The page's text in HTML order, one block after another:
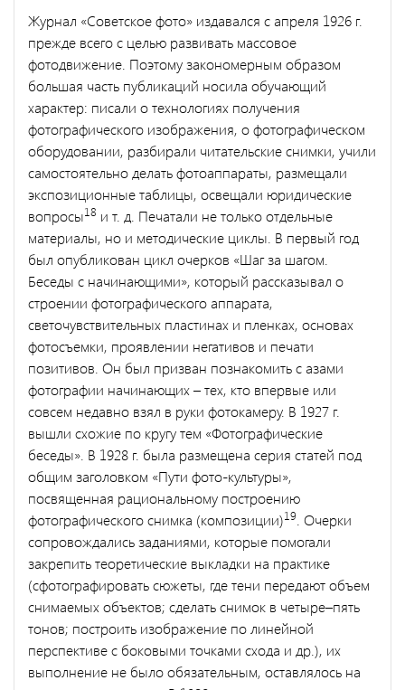
Журнал «Советское фото» издавался с апреля 1926 г.
прежде всего с целью развивать массовое
фотодвижение. Поэтому закономерным образом
большая часть публикаций носила обучающий
характер: писали о технологиях получения
фотографического изображения, о фотографическом
оборудовании, разбирали читательские снимки, учили
самостоятельно делать фотоаппараты, размещали
экспозиционные таблицы, освещали юридические
вопросы18 и т. д. Печатали не только отдельные
материалы, но и методические циклы. В первый год
был опубликован цикл очерков «Шаг за шагом.
Беседы с начинающими», который рассказывал о
строении фотографического аппарата,
светочувствительных пластинах и пленках, основах
фотосъемки, проявлении негативов и печати
позитивов. Он был призван познакомить с азами
фотографии начинающих – тех, кто впервые или
совсем недавно взял в руки фотокамеру. В 1927 г.
вышли схожие по кругу тем «Фотографические
беседы». В 1928 г. была размещена серия статей под
общим заголовком «Пути фото-культуры»,
посвященная рациональному построению
фотографического снимка (композиции)19 . Очерки
сопровождались заданиями, которые помогали
закрепить теоретические выкладки на практике
(сфотографировать сюжеты, где тени передают объем
снимаемых объектов; сделать снимок в четыре–пять
тонов; построить изображение по линейной
перспективе с боковыми точками схода и др.), их
выполнение не было обязательным, оставлялось на